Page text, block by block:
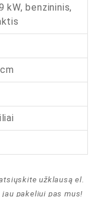
kW, benzininis,
užklausą el.
jau pakeliui pas mus!